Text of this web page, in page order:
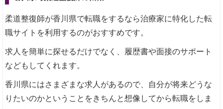
柔道整復師が香川県で転職をするなら治療家に特化した転
職サイトを利用するのがおすすめです。
求人を簡単に探せるだけでなく、履歴書や面接のサポート
などもしてくれます。
香川県にはさまざまな求人があるので、自分が将来どうな
りたいのかということをきちんと想像してから転職をしま